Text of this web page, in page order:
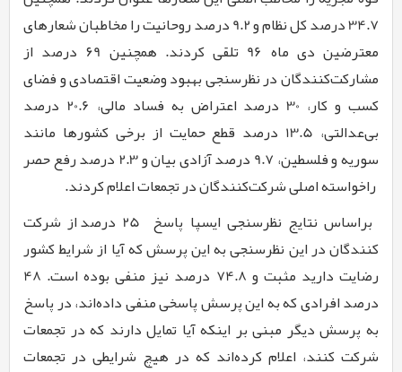
34.7درصد کل نظام و9.2درصد روحانیت را مخاطبان شعارهای
معترضین دی ماه 96 تلقی کردند. همچنین ۶9 درصد از
مشارکت‌کنندگان در نظرسنجی بهبود وضعیت اقتصادی و فضای
کسب و کار، 30درصد اعتراض به فساد مالی، 20.6 درصد
بی‌عدالتی، 13.5 درصد قطع حمایت از برخی کشورها مانند
سوریه و فلسطین،9.7درصد آزادی بیان و2.3درصد رفع حصر
راخواسته اصلی شرکت‌کنندگان در تجمعات اعلام کردند.
براساس نتایج نظرسنجی ایسپا پاسخ 25 درصد از شرکت
کنندگان در این نظرسنجی به این پرسش که آیا از شرایط کشور
رضایت دارید مثبت و 74.8 درصد نیز منفی بوده است. 48
درصد افرادی که به این پرسش پاسخی منفی داده‌اند، در پاسخ
به پرسش دیگر مبنی بر اینکه آیا تمایل دارند که در تجمعات
شرکت کنند، اعلام کرده‌اند که در هیچ شرایطی در تجمعات